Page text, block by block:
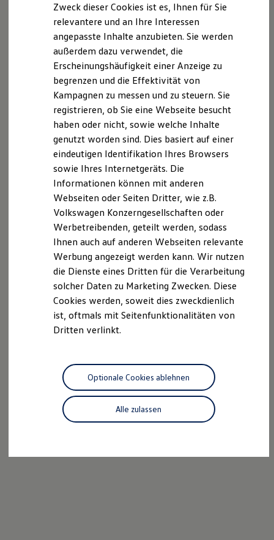
Kaufoptionen
E-Auto-Förderung
Software und Konnektivität
Die ID. Software 6
ID. Software Versionen und Updates
Digitale Extras
Schnittstellen zu Ihrem ID.
Hybridautos
Marke und Erlebnis
Volkswagen R und R Experience
R-Modelle
R Experience
Driving Experience
Volkswagen entdecken
Werkbesichtigung
Lifestyle Shop
T-Roc Kollektion
Golf Kollektion
ID. Kollektion
Volkswagen Kollektion
R-Kollektion
GTI Kollektion
Fußball Drop
we drive football
#wedriveproud
Besitzer und Service
Software Updates
Service und Ersatzteile
Motorenöl und Flüssigkeiten
Räder und Reifen
Pannen- und Unfallhilfe
Economy Service
Volkswagen Teile
Zubehör
Der T-Cross
Wendig, flexibel, vielseitig. Entdecken Sie den
T‑Cross.
Mehr zum T-Cross erfahren
Der ID.4
Kraftvoll wie ein SUV, nachhaltig wie ein ID.
Entdecken Sie den ID.4!
Zweck dieser Cookies ist es, Ihnen für Sie
relevantere und an Ihre Interessen
angepasste Inhalte anzubieten. Sie werden
außerdem dazu verwendet, die
Erscheinungshäufigkeit einer Anzeige zu
begrenzen und die Effektivität von
Kampagnen zu messen und zu steuern. Sie
registrieren, ob Sie eine Webseite besucht
haben oder nicht, sowie welche Inhalte
genutzt worden sind. Dies basiert auf einer
eindeutigen Identifikation Ihres Browsers
sowie Ihres Internetgeräts. Die
Informationen können mit anderen
Webseiten oder Seiten Dritter, wie z.B.
Volkswagen Konzerngesellschaften oder
Werbetreibenden, geteilt werden, sodass
Ihnen auch auf anderen Webseiten relevante
Werbung angezeigt werden kann. Wir nutzen
die Dienste eines Dritten für die Verarbeitung
solcher Daten zu Marketing Zwecken. Diese
Cookies werden, soweit dies zweckdienlich
ist, oftmals mit Seitenfunktionalitäten von
Dritten verlinkt.
Alle zulassen
Optionale Cookies ablehnen